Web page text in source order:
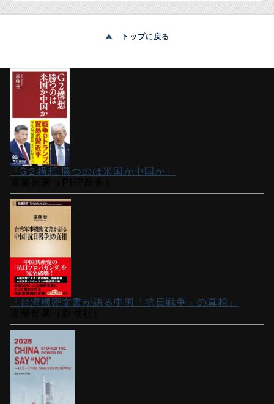
トップに戻る
『G２構想 勝つのは米国か中国か』
『台湾機密文書が語る中国「抗日戦争」の真相』